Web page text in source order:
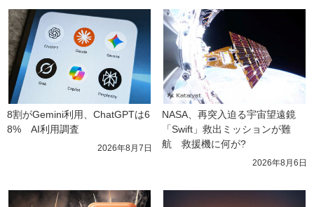
8割がGemini利用、ChatGPTは6
8%　AI利用調査
2026年8月7日
NASA、再突入迫る宇宙望遠鏡
「Swift」救出ミッションが難
航　救援機に何が?
2026年8月6日